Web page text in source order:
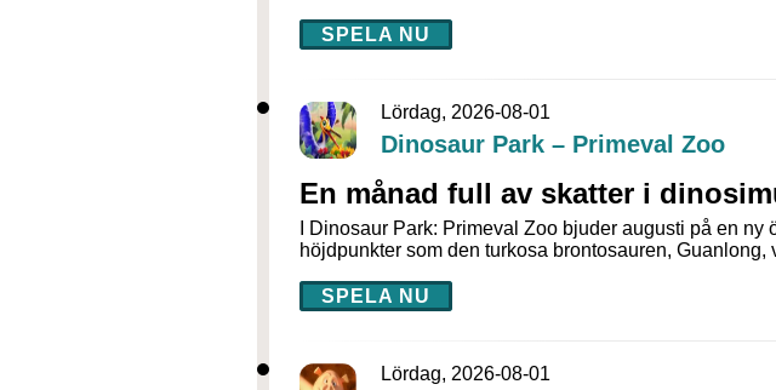
SPELA NU
Lördag, 2026-08-01
Dinosaur Park – Primeval Zoo
En månad full av skatter i
I Dinosaur Park: Primeval Zoo bjuder augusti på en
höjdpunkter som den turkosa brontosauren,
SPELA NU
Lördag, 2026-08-01